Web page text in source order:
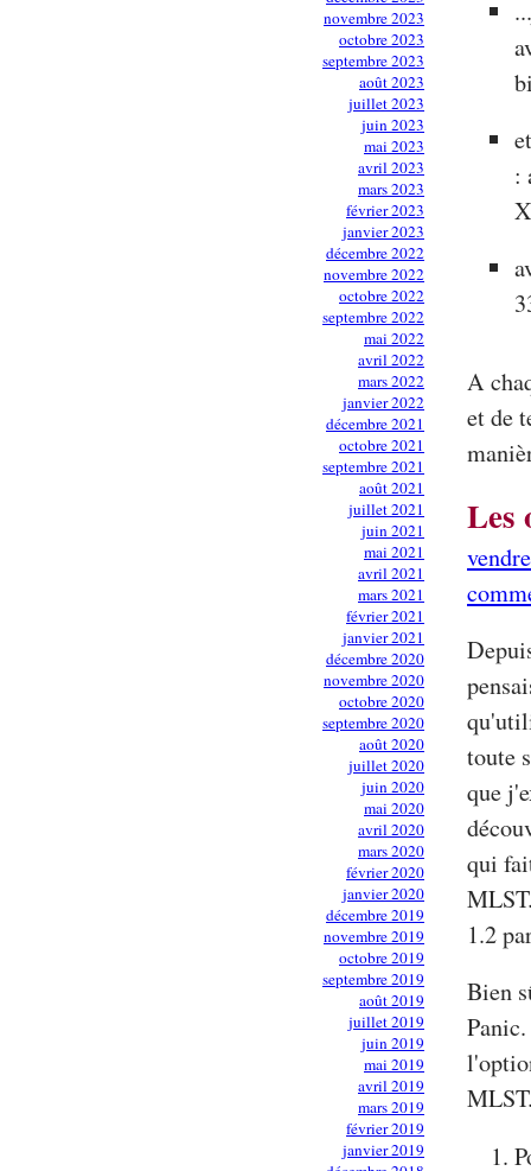
novembre 2023
octobre 2023
septembre 2023
août 2023
juillet 2023
juin 2023
mai 2023
avril 2023
mars 2023
février 2023
janvier 2023
décembre 2022
novembre 2022
octobre 2022
septembre 2022
mai 2022
avril 2022
mars 2022
janvier 2022
décembre 2021
octobre 2021
septembre 2021
août 2021
juillet 2021
juin 2021
mai 2021
avril 2021
mars 2021
février 2021
janvier 2021
décembre 2020
novembre 2020
octobre 2020
septembre 2020
août 2020
juillet 2020
juin 2020
mai 2020
avril 2020
mars 2020
février 2020
janvier 2020
décembre 2019
novembre 2019
octobre 2019
septembre 2019
août 2019
juillet 2019
juin 2019
mai 2019
avril 2019
mars 2019
février 2019
janvier 2019
:
A
et de
Les
toute
que
qui
1.2
Bien